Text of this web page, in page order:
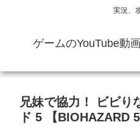
実況、
ゲームのYouTube動
兄妹で協力！ ビビり
ド 5 【BIOHAZARD